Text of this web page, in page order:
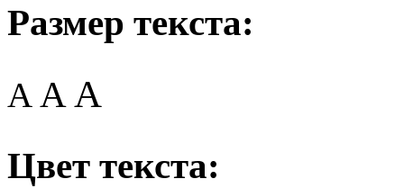
Размер текста:
A AA
Цвет текста: